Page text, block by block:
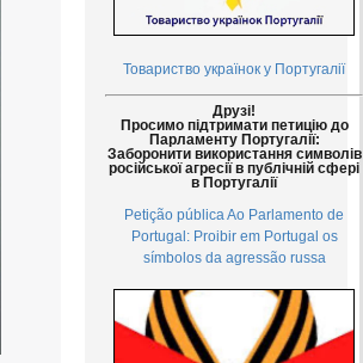
Товариство українок у Португалії
Друзі!
Просимо підтримати петицію до
Парламенту Португалії:
Заборонити використання символів
російської агресії в публічній сфері
в Португалії
Petição pública Ao Parlamento de
Portugal: Proibir em Portugal os
símbolos da agressão russa